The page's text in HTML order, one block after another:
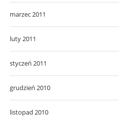
marzec 2011
luty 2011
styczeń 2011
grudzień 2010
listopad 2010